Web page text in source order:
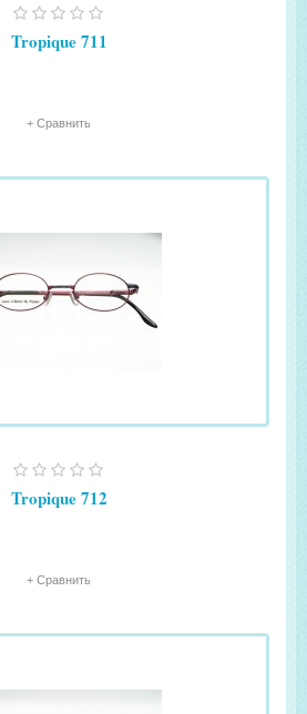
Tropique 711
+ Сравнить
Tropique 712
+ Сравнить